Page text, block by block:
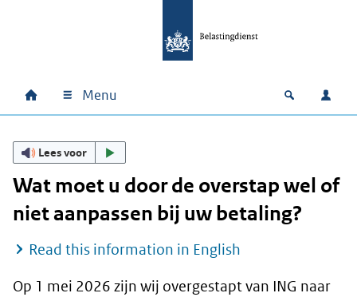
Hoofdnavigatie
Home Menu Open
Lees voor
Wat moet u door de overstap wel of
niet aanpassen bij uw betaling?
Read this information in English
Op 1 mei 2026 zijn wij overgestapt van ING naar